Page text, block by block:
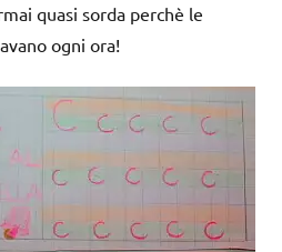
quasi sorda perchè le
ogni ora!